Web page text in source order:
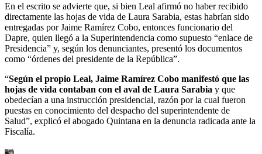
En el escrito se advierte que, si bien Leal afirmó no haber recibido
directamente las hojas de vida de Laura Sarabia, estas habrían sido
entregadas por Jaime Ramírez Cobo, entonces funcionario del
Dapre, quien llegó a la Superintendencia como supuesto “enlace de
Presidencia” y, según los denunciantes, presentó los documentos
como “órdenes del presidente de la República”.
“Según el propio Leal, Jaime Ramírez Cobo manifestó que las
hojas de vida contaban con el aval de Laura Sarabia y que
obedecían a una instrucción presidencial, razón por la cual fueron
puestas en conocimiento del despacho del superintendente de
Salud”, explicó el abogado Quintana en la denuncia radicada ante la
Fiscalía.